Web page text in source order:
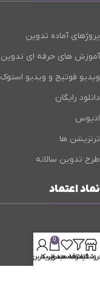
پروژهای آماده تدوین
آموزش های حرفه ای تدوین
ویدیو فوتیج و ویدیو استوک
دانلود رایگان
ادیوس
ترنزیشن ها
طرح تدوین سالانه
نماد اعتماد
فیلترها
علاقه مندی
0
سبد خرید
حساب کاربری من